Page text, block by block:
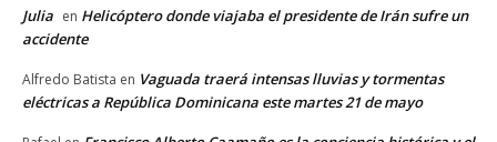
Julia en Helicóptero donde viajaba el presidente de Irán sufre un
accidente
Alfredo Batista en Vaguada traerá intensas lluvias y tormentas
eléctricas a República Dominicana este martes 21 de mayo